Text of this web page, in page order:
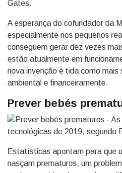
Gates.
A esperança do cofundador da
especialmente nos pequenos
conseguem gerar dez vezes
estão atualmente em
nova invenção é tida como mais
ambiental e financeiramente.
Prever bebés
Estatísticas apontam para que
nasçam prematuros, um